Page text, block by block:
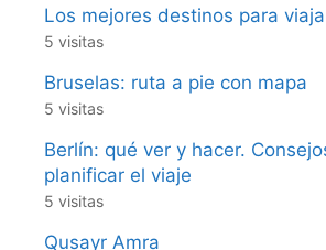
Los mejores destinos para
5 visitas
Bruselas: ruta a pie con mapa
5 visitas
Berlín: qué ver y hacer.
planificar el viaje
5 visitas
Qusayr Amra